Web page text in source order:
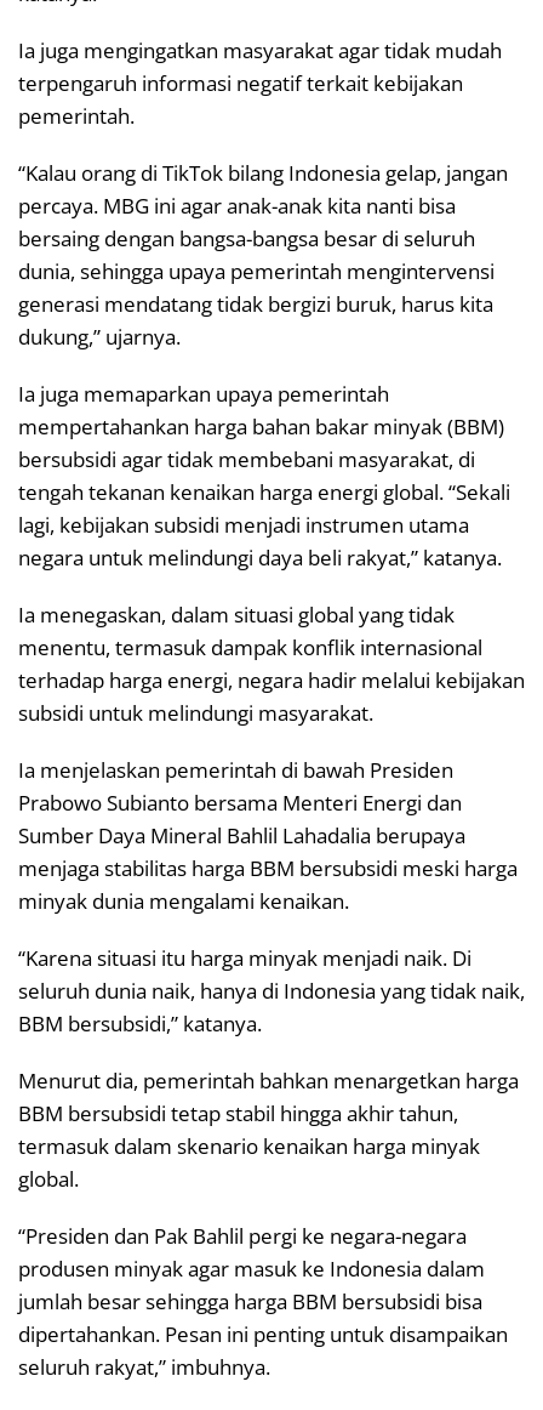
Ia juga mengingatkan masyarakat agar tidak mudah
terpengaruh informasi negatif terkait kebijakan
pemerintah.
“Kalau orang di TikTok bilang Indonesia gelap, jangan
percaya. MBG ini agar anak-anak kita nanti bisa
bersaing dengan bangsa-bangsa besar di seluruh
dunia, sehingga upaya pemerintah mengintervensi
generasi mendatang tidak bergizi buruk, harus kita
dukung,” ujarnya.
Ia juga memaparkan upaya pemerintah
mempertahankan harga bahan bakar minyak (BBM)
bersubsidi agar tidak membebani masyarakat, di
tengah tekanan kenaikan harga energi global. “Sekali
lagi, kebijakan subsidi menjadi instrumen utama
negara untuk melindungi daya beli rakyat,” katanya.
Ia menegaskan, dalam situasi global yang tidak
menentu, termasuk dampak konflik internasional
terhadap harga energi, negara hadir melalui kebijakan
subsidi untuk melindungi masyarakat.
Ia menjelaskan pemerintah di bawah Presiden
Prabowo Subianto bersama Menteri Energi dan
Sumber Daya Mineral Bahlil Lahadalia berupaya
menjaga stabilitas harga BBM bersubsidi meski harga
minyak dunia mengalami kenaikan.
“Karena situasi itu harga minyak menjadi naik. Di
seluruh dunia naik, hanya di Indonesia yang tidak naik,
BBM bersubsidi,” katanya.
Menurut dia, pemerintah bahkan menargetkan harga
BBM bersubsidi tetap stabil hingga akhir tahun,
termasuk dalam skenario kenaikan harga minyak
global.
“Presiden dan Pak Bahlil pergi ke negara-negara
produsen minyak agar masuk ke Indonesia dalam
jumlah besar sehingga harga BBM bersubsidi bisa
dipertahankan. Pesan ini penting untuk disampaikan
seluruh rakyat,” imbuhnya.